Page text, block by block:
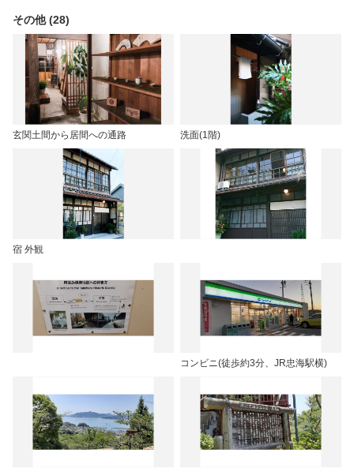
その他 (28)
玄関土間から居間への通路 洗面(1階)
宿 外観
コンビニ(徒歩約3分、JR忠海駅横)